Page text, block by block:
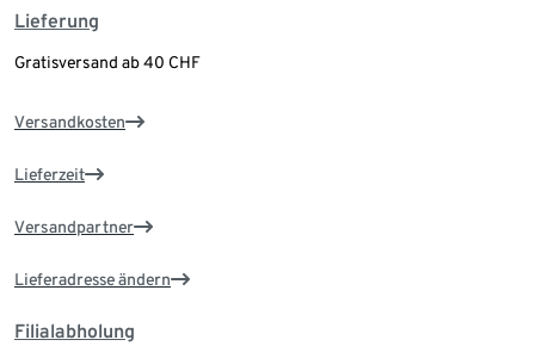
Lieferung
Gratisversand ab 40 CHF
Versandkosten
Lieferzeit
Versandpartner
Lieferadresse ändern
Filialabholung